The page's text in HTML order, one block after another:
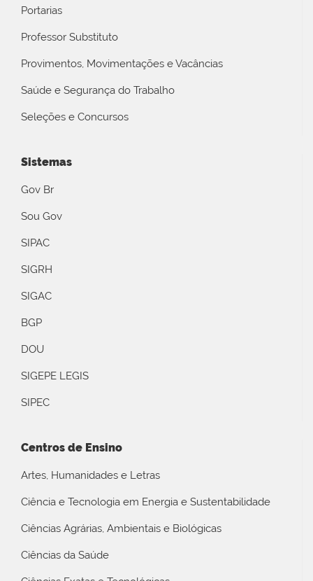
Portarias
Professor Substituto
Provimentos, Movimentações e Vacâncias
Saúde e Segurança do Trabalho
Seleções e Concursos
Sistemas
Gov Br
Sou Gov
SIPAC
SIGRH
SIGAC
BGP
DOU
SIGEPE LEGIS
SIPEC
Centros de Ensino
Artes, Humanidades e Letras
Ciência e Tecnologia em Energia e Sustentabilidade
Ciências Agrárias, Ambientais e Biológicas
Ciências da Saúde